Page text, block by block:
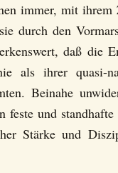
immer, mit ihrem
durch den
daß die
als ihrer quasi-
Beinahe
und standhafte
Stärke und